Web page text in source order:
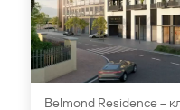
Belmond Residence –